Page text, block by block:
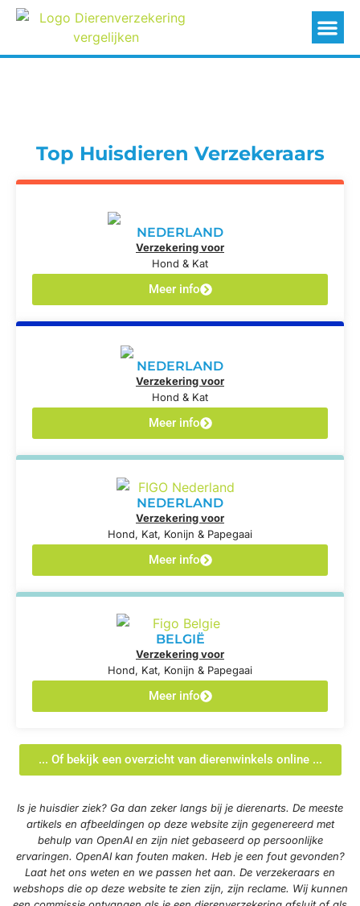
Top Huisdieren Verzekeraars
NEDERLAND
Verzekering voor
Hond & Kat
Meer info
NEDERLAND
Verzekering voor
Hond & Kat
Meer info
NEDERLAND
Verzekering voor
Hond, Kat, Konijn & Papegaai
Meer info
BELGIË
Verzekering voor
Hond, Kat, Konijn & Papegaai
Meer info
... Of bekijk een overzicht van dierenwinkels online ...
Is je huisdier ziek? Ga dan zeker langs bij je dierenarts. De meeste
artikels en afbeeldingen op deze website zijn gegenereerd met
behulp van OpenAI en zijn niet gebaseerd op persoonlijke
ervaringen. OpenAI kan fouten maken. Heb je een fout gevonden?
Laat het ons weten en we passen het aan. De verzekeraars en
webshops die op deze website te zien zijn, zijn reclame. Wij kunnen